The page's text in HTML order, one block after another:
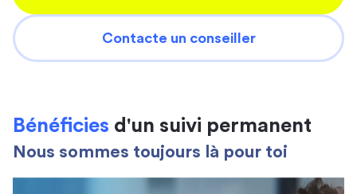
Contacte un conseiller
Bénéficies d'un suivi permanent
Nous sommes toujours là pour toi